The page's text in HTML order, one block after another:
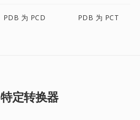
PDB 为 PCD PDB 为 PCT
特定转换器